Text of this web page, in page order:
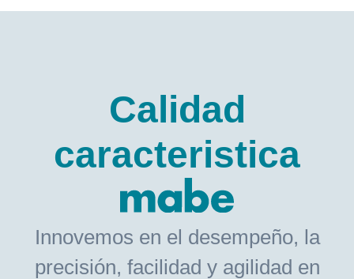
Calidad
caracteristica
Innovemos en el desempeño, la
precisión, facilidad y agilidad en